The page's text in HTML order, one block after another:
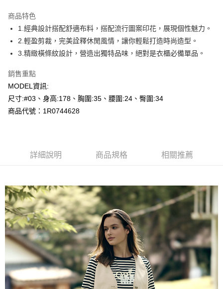
Apple Pay
悠遊付
全盈+PAY
AFTEE先享後付
相關說明
１．簡單：不需註冊會員、不需綁卡、不需儲值。
２．便利：只要手機號碼，簡訊認證，即可結帳。
【「AFTEE先享後付」結帳流程】
１．於結帳方式選擇「AFTEE先享後付」後，將跳轉至「AFTEE先享後付」
結帳頁面，進行簡訊認證並確認金額後，即可完成結帳。
２．訂單成立數日內，您將收到繳費通知簡訊。
３．收到繳費通知簡訊後14天內，點擊此簡訊中的連結，可透過四大超商／
ATM／網路銀行／等多元方式進行付款，方視為交易完成。
※ 請注意：結帳手續完成當下不需立刻繳費，但若您需要取消訂單，請聯絡
購買商品的店家。未經商家同意取消之訂單仍視為有效，需透過AFTEE先享
後付繳納相關費用。
※ 交易是否成功請以「AFTEE先享後付 」之結帳頁面顯示為準，若有關於
是否繳費成功／繳費後需取消欲退款等相關疑問，請聯繫「AFTEE先享後付
客戶支援中心」https://netprotections.freshdesk.com/support/home
全家--滿2000元免運
付款後全家取貨---滿2000元免運
每筆NT$60，滿NT$2,000(含以上)免運費
7-11--滿2000元免運
每筆NT$60，滿NT$2,000(含以上)免運費
付款後7-11取貨---滿2000元免運
每筆NT$60，滿NT$2,000(含以上)免運費
宅配-滿2000元免運
商品特色
1.經典設計搭配舒適布料，搭配流行圖案印花，展現個性魅力。
2.輕盈剪裁，完美詮釋休閒風情，讓你輕鬆打造時尚造型。
3.精緻橫條紋設計，營造出獨特品味，絕對是衣櫃必備單品。
銷售重點
MODEL資訊:
尺寸:#03、身高:178、胸圍:35、腰圍:24、臀圍:34
商品代號：1R0744628
詳細說明 商品規格 相關推薦